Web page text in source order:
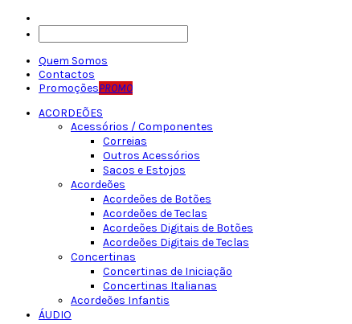
Quem Somos
Contactos
PromoçõesPROMO
ACORDEÕES
Acessórios / Componentes
Correias
Outros Acessórios
Sacos e Estojos
Acordeões
Acordeões de Botões
Acordeões de Teclas
Acordeões Digitais de Botões
Acordeões Digitais de Teclas
Concertinas
Concertinas de Iniciação
Concertinas Italianas
Acordeões Infantis
ÁUDIO